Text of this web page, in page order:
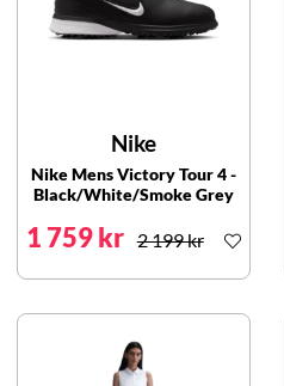
Nike
Nike Mens Victory Tour 4 -
Black/White/Smoke Grey
1 759 kr 2 199 kr